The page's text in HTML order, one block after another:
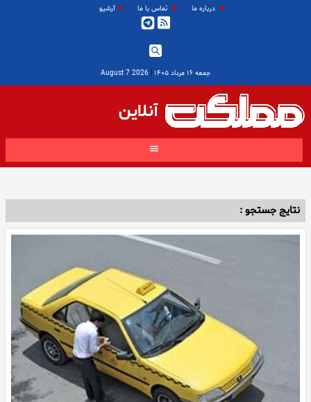
درباره ما تماس با ما آرشیو
جمعه ۱۶ مرداد ۱۴۰۵ |
2026 August 7
آنلاین
نتایج جستجو :